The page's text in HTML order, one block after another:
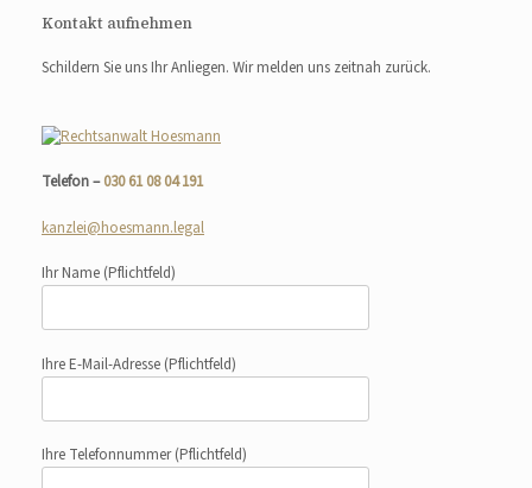
Kontakt aufnehmen
Schildern Sie uns Ihr Anliegen. Wir melden uns zeitnah zurück.
Telefon –030 61 08 04 191
kanzlei@hoesmann.legal
Ihr Name (Pflichtfeld)
Ihre E-Mail-Adresse (Pflichtfeld)
Ihre Telefonnummer(Pflichtfeld)